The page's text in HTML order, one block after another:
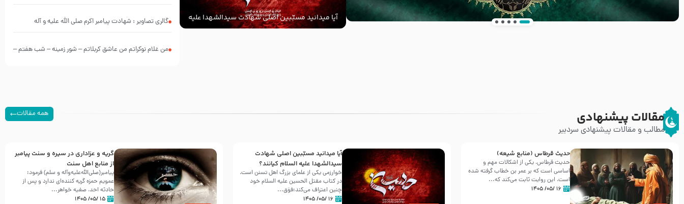
آیا میدانید مسبّبین اصلی شهادت سیدالشهدا علیه
‌السلام کیانند؟
گالری تصاویر : شهادت پیامبر اکرم صلی الله علیه و آله
من غلام نوکراتم من عاشق کربلاتم – شور زمینه – شب هفتم –
مقالات پیشنهادی
مطالب و مقالات پیشنهادی سردبیر
همه مقالات
حدیث قرطاس (منابع شیعه)
حدیث قرطاس، یکی از اشکالات مهم و
اساسی است که بر عمر بن خطاب گرفته شده
است، این روایت ثابت می‌کند که...
۱۶ /۰۵/ ۱۴۰۵
آیا میدانید مسبّبین اصلی شهادت
سیدالشهدا علیه ‌السلام کیانند؟
خوارزمی یکی از علمای بزرگ اهل تسنن است،
در کتاب مقتل الحسین علیه ‌السلام خود
چنین اعتراف می‌کند:فوَق...
۱۶ /۰۵/ ۱۴۰۵
گریه و عزاداری در سیره و سنت پیامبر
از منابع اهل سنت
پیامبر(صلی‌الله‌علیه‌وآله و سلم) فرمود:
عمویم حمزه گریه کننده‌ای ندارد و پس از
حادثه احد، صفیه خواهر...
۱۵ /۰۵/ ۱۴۰۵